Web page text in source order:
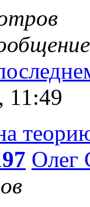
11:49
Олег